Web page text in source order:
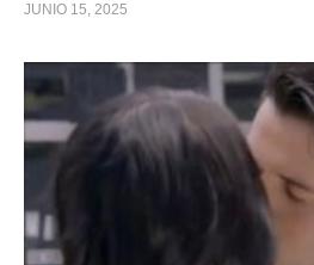
JUNIO 15, 2025